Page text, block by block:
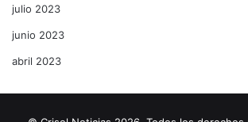
julio 2023
junio 2023
abril 2023